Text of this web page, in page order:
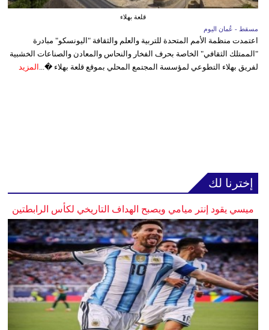
قلعة بهلاء
مسقط - عُمان اليوم
اعتمدت منظمة الأمم المتحدة للتربية والعلم والثقافة "اليونسكو" مبادرة
"الممتلك الثقافي" الخاصة بحرف الفخار والنحاس والمعادن والصناعات الخشبية
لفريق بهلاء التطوعي لمؤسسة المجتمع المحلي بموقع قلعة بهلاء �... المزيد
إخترنا لك
ميسي يقود إنتر ميامي ويصبح الهداف التاريخي لكأس الرابطتين